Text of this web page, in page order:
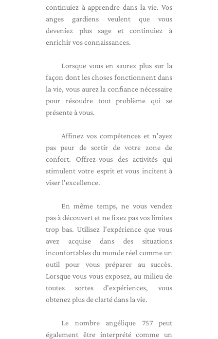
continuiez à apprendre dans la vie. Vos
anges gardiens veulent que vous
deveniez plus sage et continuiez à
enrichir vos connaissances.
Lorsque vous en saurez plus sur la
façon dont les choses fonctionnent dans
la vie, vous aurez la confiance nécessaire
pour résoudre tout problème qui se
présente à vous.
Affinez vos compétences et n'ayez
pas peur de sortir de votre zone de
confort. Offrez-vous des activités qui
stimulent votre esprit et vous incitent à
viser l'excellence.
En même temps, ne vous vendez
pas à découvert et ne fixez pas vos limites
trop bas. Utilisez l'expérience que vous
avez acquise dans des situations
inconfortables du monde réel comme un
outil pour vous préparer au succès.
Lorsque vous vous exposez, au milieu de
toutes sortes d'expériences, vous
obtenez plus de clarté dans la vie.
Le nombre angélique 757 peut
également être interprété comme un